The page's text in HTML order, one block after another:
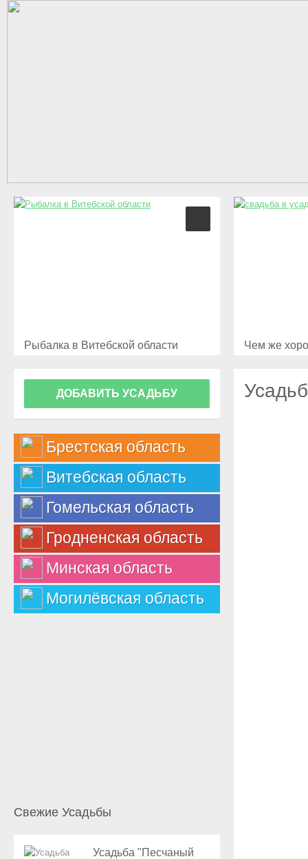
Перейти к основному содержанию
Рыбалка в Витебской области Чем же
ДОБАВИТЬ УСАДЬБУ
Брестская область
Витебская область
Гомельская область
Гродненская область
Минская область
Могилёвская область
Свежие Усадьбы
Усадьба "Песчаный